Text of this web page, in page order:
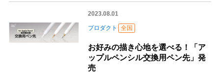
2023.08.01
プロダクト 全国
お好みの描き心地を選べる！「ア
ップルペンシル交換用ペン先」発
売